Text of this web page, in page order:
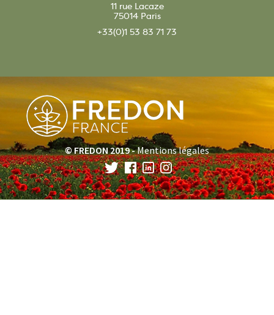
11 rue Lacaze
75014 Paris
+33(0)1 53 83 71 73
© FREDON 2019 -Mentions légales